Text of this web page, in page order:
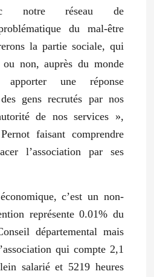
notre réseau de
du mal-être
la partie sociale, qui
ou non, auprès du monde
une réponse
gens recrutés par nos
de nos services »,
faisant comprendre
l’association par ses
c’est un non-
représente 0.01% du
départemental mais
qui compte 2,1
salarié et 5219 heures